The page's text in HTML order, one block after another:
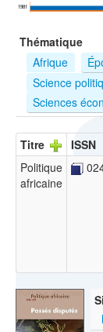
Recherche
avancée
EN
ES
?
1981
Thématique
Afrique
Science
Sciences
Titre ISSN
Politique
africaine